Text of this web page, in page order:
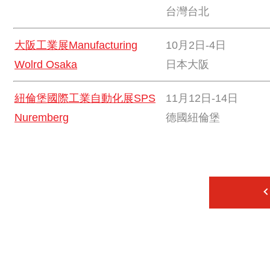
台灣台北
大阪工業展Manufacturing
Wolrd Osaka
10月2日-4日
日本大阪
紐倫堡國際工業自動化展SPS
Nuremberg
11月12日-14日
德國紐倫堡